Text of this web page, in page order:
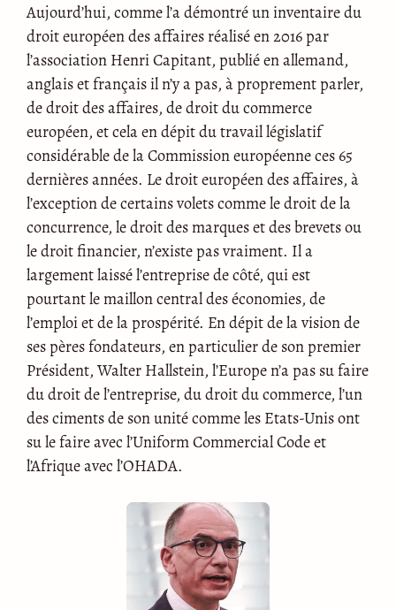
Aujourd’hui, comme l’a démontré un inventaire du
droit européen des affaires réalisé en 2016 par
l’association Henri Capitant, publié en allemand,
anglais et français il n’y a pas, à proprement parler,
de droit des affaires, de droit du commerce
européen, et cela en dépit du travail législatif
considérable de la Commission européenne ces 65
dernières années. Le droit européen des affaires, à
l’exception de certains volets comme le droit de la
concurrence, le droit des marques et des brevets ou
le droit financier, n’existe pas vraiment. Il a
largement laissé l’entreprise de côté, qui est
pourtant le maillon central des économies, de
l’emploi et de la prospérité. En dépit de la vision de
ses pères fondateurs, en particulier de son premier
Président, Walter Hallstein, l’Europe n’a pas su faire
du droit de l’entreprise, du droit du commerce, l’un
des ciments de son unité comme les Etats-Unis ont
su le faire avec l’Uniform Commercial Code et
l’Afrique avec l’OHADA.